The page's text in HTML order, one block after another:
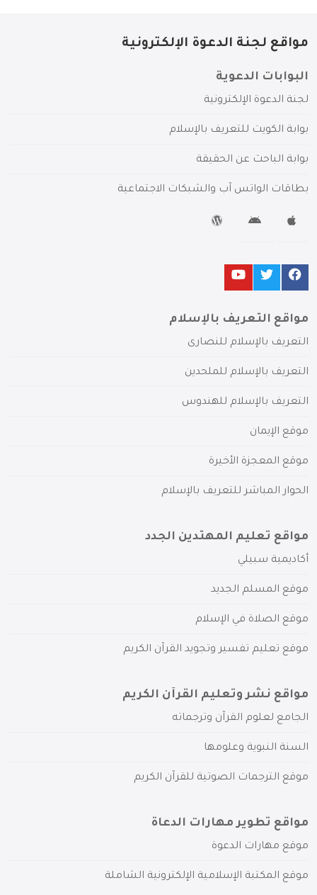
مواقع لجنة الدعوة الإلكترونية
البوابات الدعوية
لجنة الدعوة الإلكترونية
بوابة الكويت للتعريف بالإسلام
بوابة الباحث عن الحقيقة
بطاقات الواتس آب والشبكات الاجتماعية
مواقع التعريف بالإسلام
التعريف بالإسلام للنصارى
التعريف بالإسلام للملحدين
التعريف بالإسلام للهندوس
موقع الإيمان
موقع المعجزة الأخيرة
الحوار المباشر للتعريف بالإسلام
مواقع تعليم المهتدين الجدد
أكاديمية سبيلي
موقع المسلم الجديد
موقع الصلاة في الإسلام
موقع تعليم تفسير وتجويد القرآن الكريم
مواقع نشر وتعليم القرآن الكريم
الجامع لعلوم القرآن وترجماته
السنة النبوية وعلومها
موقع الترجمات الصوتية للقرآن الكريم
مواقع تطوير مهارات الدعاة
موقع مهارات الدعوة
موقع المكتبة الإسلامية الإلكترونية الشاملة